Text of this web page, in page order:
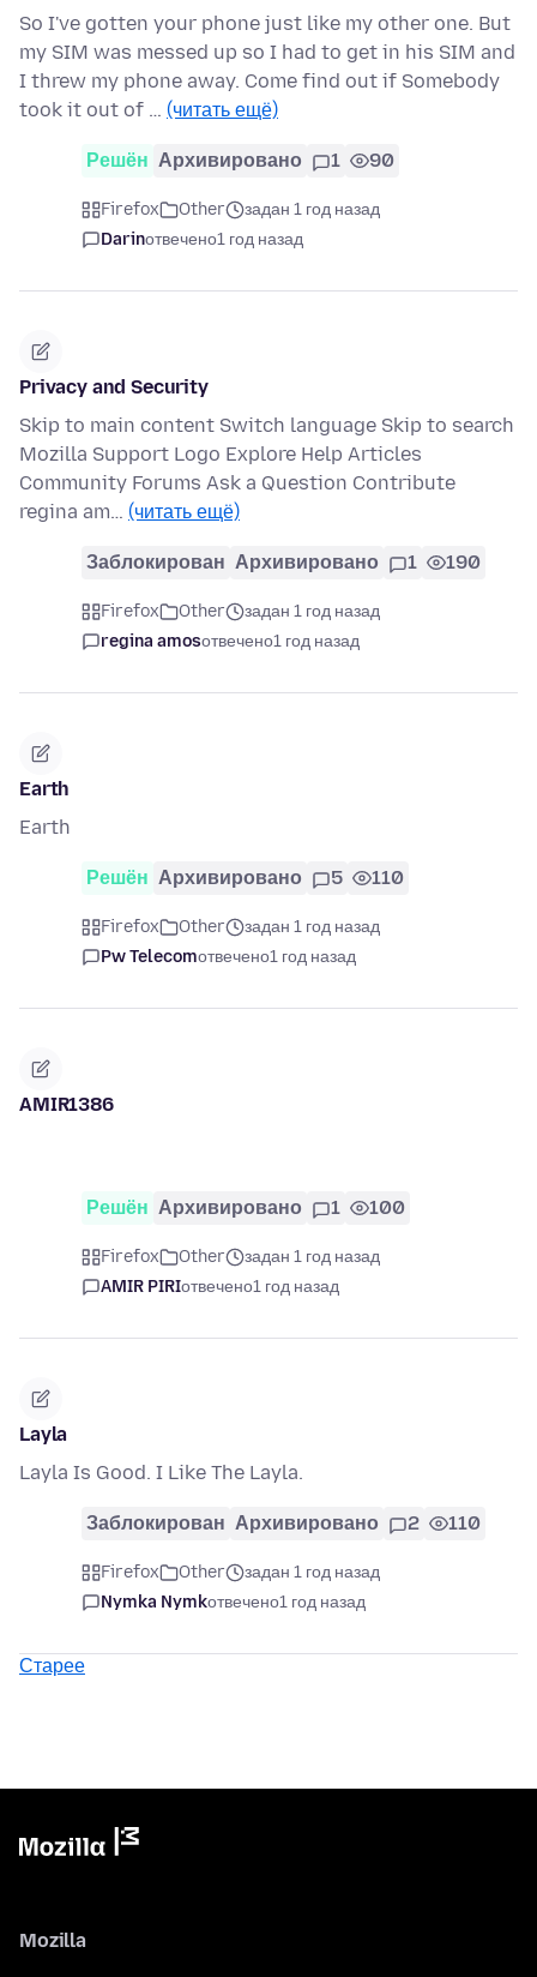
So I've gotten your phone just like my other one. But
my SIM was messed up so I had to get in his SIM and
I threw my phone away. Come find out if Somebody
took it out of … (читать ещё)
Решён Архивировано 1 90
Firefox Other
задан 1 год назад
Darinотвечено1 год назад
Privacy and Security
Skip to main content Switch language Skip to search
Mozilla Support Logo Explore Help Articles
Community Forums Ask a Question Contribute
regina am… (читать ещё)
Заблокирован Архивировано 1 190
Firefox Other
задан 1 год назад
regina amosотвечено1 год назад
Earth
Earth
Решён Архивировано 5 110
Firefox Other
задан 1 год назад
Pw Telecomотвечено1 год назад
AMIR1386
Решён Архивировано 1 100
Firefox Other
задан 1 год назад
AMIR PIRIотвечено1 год назад
Layla
Layla Is Good. I Like The Layla.
Заблокирован Архивировано 2 110
Firefox Other
задан 1 год назад
Nymka Nymkотвечено1 год назад
Старее
Mozilla